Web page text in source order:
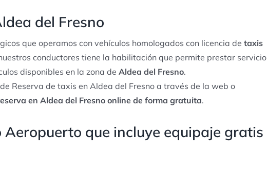
del Fresno
que operamos con vehículos homologados con licencia de taxis
conductores tiene la habilitación que permite prestar servicio
disponibles en la zona de Aldea del Fresno.
Reserva de taxis en Aldea del Fresno a través de la web o
en Aldea del Fresno online de forma gratuita.
Aeropuerto que incluye equipaje gratis